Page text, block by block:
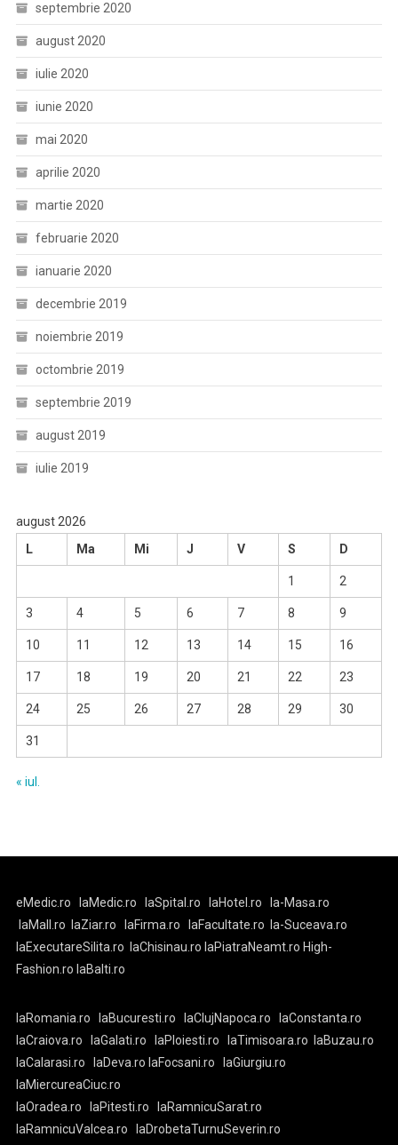
septembrie 2020
august 2020
iulie 2020
iunie 2020
mai 2020
aprilie 2020
martie 2020
februarie 2020
ianuarie 2020
decembrie 2019
noiembrie 2019
octombrie 2019
septembrie 2019
august 2019
iulie 2019
august 2026
L
Ma Mi J V S D
1 2
3 4 5 6 7 8 9
10 11 12 13 14 15 16
17 18 19 20 21 22 23
24 25 26 27 28 29 30
31
« iul.
eMedic.ro laMedic.ro laSpital.ro laHotel.ro
la-Masa.ro
laMall.ro
laZiar.ro laFirma.ro laFacultate.ro
la-Suceava.ro
laExecutareSilita.ro
laChisinau.ro laPiatraNeamt.ro High-
Fashion.ro laBalti.ro
laRomania.ro laBucuresti.ro laClujNapoca.ro
laConstanta.ro
laCraiova.ro
laGalati.ro laPloiesti.ro laTimisoara.ro
laBuzau.ro
laCalarasi.ro
laDeva.ro laFocsani.ro
laGiurgiu.ro
laMiercureaCiuc.ro
laOradea.ro
laPitesti.ro
laRamnicuSarat.ro
laRamnicuValcea.ro
laDrobetaTurnuSeverin.ro